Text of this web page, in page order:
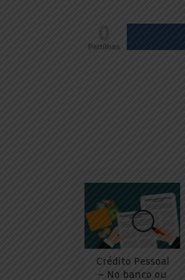
Partilhas
Crédito Pessoal
– No banco ou